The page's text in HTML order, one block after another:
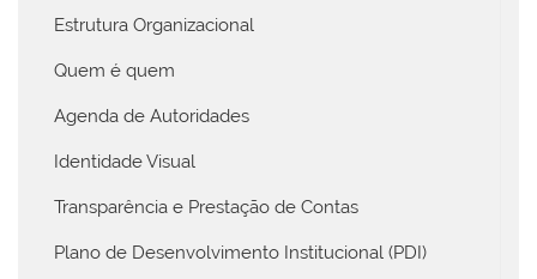
Estrutura Organizacional
Quem é quem
Agenda de Autoridades
Identidade Visual
Transparência e Prestação de Contas
Plano de Desenvolvimento Institucional (PDI)